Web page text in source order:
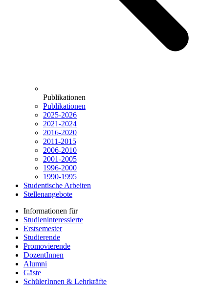
Publikationen
Publikationen
2025-2026
2021-2024
2016-2020
2011-2015
2006-2010
2001-2005
1996-2000
1990-1995
Studentische Arbeiten
Stellenangebote
Informationen für
Studieninteressierte
Erstsemester
Studierende
Promovierende
DozentInnen
Alumni
Gäste
SchülerInnen & Lehrkräfte